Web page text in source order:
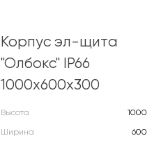
Корпус эл-щита
"Олбокс" IP66
1000х600х300
Высота
1000
Ширина
600